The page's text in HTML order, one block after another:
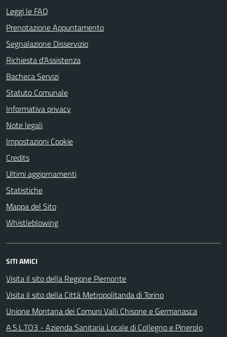
Leggi le FAQ
Prenotazione Appuntamento
Segnalazione Disservizio
Richiesta d'Assistenza
Bacheca Servizi
Statuto Comunale
Informativa privacy
Note legali
Impostazioni Cookie
Credits
Ultimi aggiornamenti
Statistiche
Mappa del Sito
Whistleblowing
SITI AMICI
Visita il sito della Regione Piemonte
Visita il sito della Città Metropolitanda di Torino
Unione Montana dei Comuni Valli Chisone e Germanasca
A.S.L.TO3 - Azienda Sanitaria Locale di Collegno e Pinerolo